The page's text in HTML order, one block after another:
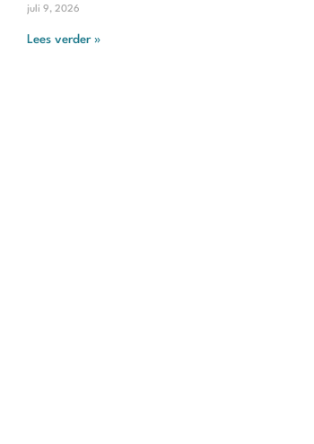
juli 9, 2026
Lees verder »